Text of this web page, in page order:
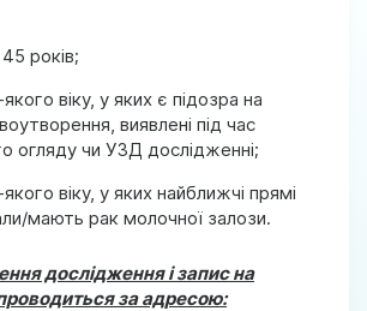
років;
віку, у яких є підозра на
виявлені під час
огляду чи УЗД дослідженні;
віку, у яких найближчі прямі
мають рак молочної залози.
дослідження і запис на
за адресою: